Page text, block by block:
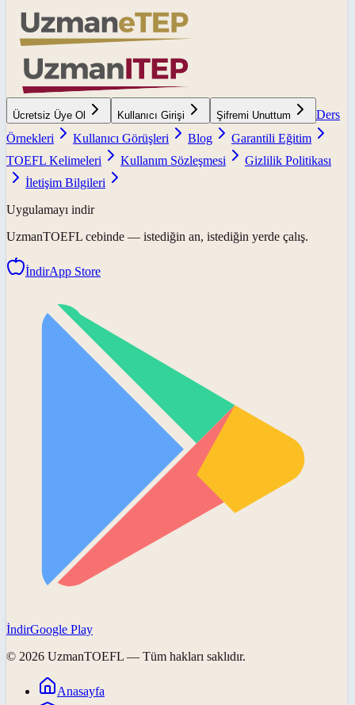
Ücretsiz Üye Ol Kullanıcı Girişi Şifremi Unuttum
Ders
Örnekleri
Kullanıcı Görüşleri Blog
Garantili Eğitim
TOEFL Kelimeleri
Kullanım Sözleşmesi
Gizlilik Politikası
İletişim Bilgileri
Uygulamayı indir
UzmanTOEFL cebinde — istediğin an, istediğin yerde çalış.
İndirApp Store
İndirGoogle Play
© 2026 UzmanTOEFL — Tüm hakları saklıdır.
Anasayfa